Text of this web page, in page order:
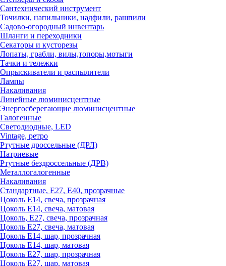
Сантехнический инструмент
Точилки, напильники, надфили, рашпили
Садово-огородный инвентарь
Шланги и переходники
Секаторы и кусторезы
Лопаты, грабли, вилы,топоры,мотыги
Тачки и тележки
Опрыскиватели и распылители
Лампы
Накаливания
Линейные люминисцентные
Энергосберегающие люминисцентные
Галогенные
Светодиодные, LED
Vintage, ретро
Ртутные дроссельные (ДРЛ)
Натриевые
Ртутные бездроссельные (ДРВ)
Металлогалогенные
Накаливания
Стандартные, Е27, Е40, прозрачные
Цоколь Е14, свеча, прозрачная
Цоколь Е14, свеча, матовая
Цоколь, Е27, свеча, прозрачная
Цоколь Е27, свеча, матовая
Цоколь Е14, шар, прозрачная
Цоколь Е14, шар, матовая
Цоколь Е27, шар, прозрачная
Цоколь Е27, шар, матовая